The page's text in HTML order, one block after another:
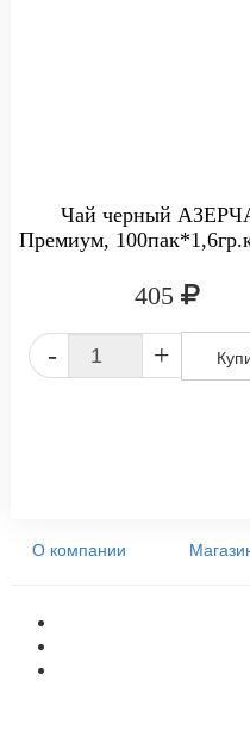
Чай черный
Премиум,
405
- +
О компании